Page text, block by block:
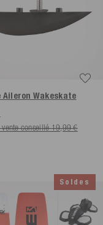
Aileron Wakeskate
vente conseillé 19,99 €
Soldes